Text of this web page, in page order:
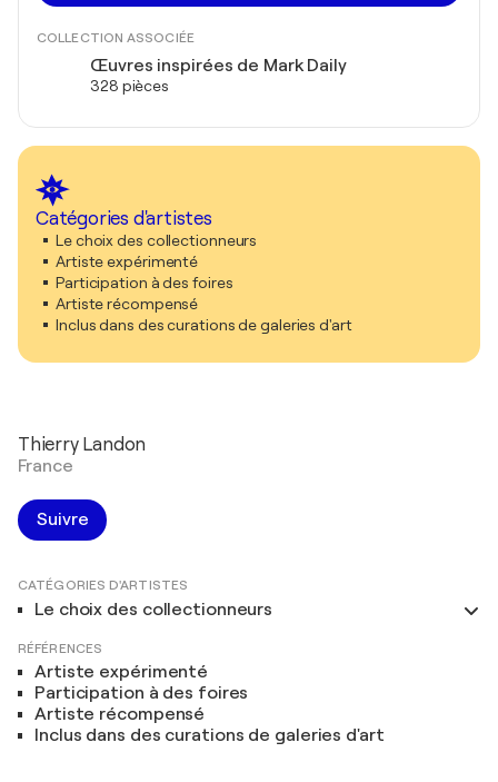
COLLECTION ASSOCIÉE
Œuvres inspirées de Mark Daily
328 pièces
Catégories d'artistes
Le choix des collectionneurs
Artiste expérimenté
Participation à des foires
Artiste récompensé
Inclus dans des curations de galeries d'art
Thierry Landon
France
Suivre
CATÉGORIES D'ARTISTES
Le choix des collectionneurs
RÉFÉRENCES
Artiste expérimenté
Participation à des foires
Artiste récompensé
Inclus dans des curations de galeries d'art